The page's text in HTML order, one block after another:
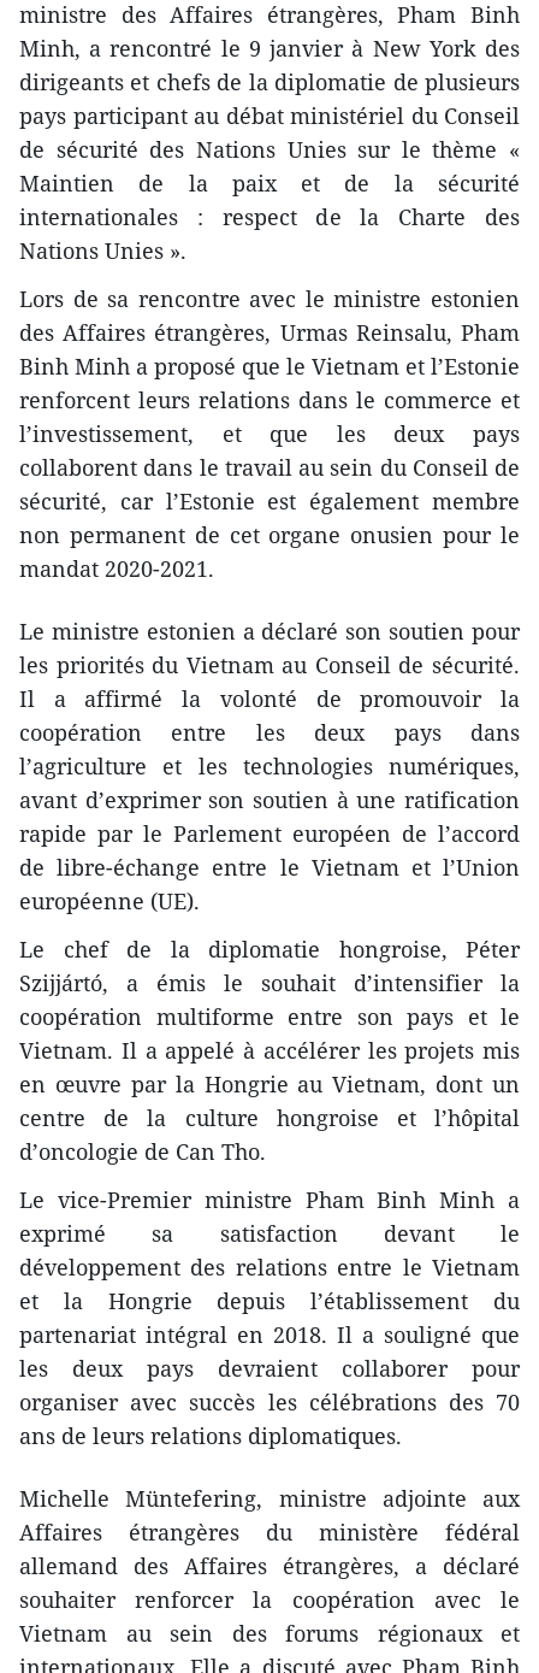
ministre des Affaires étrangères, Pham Binh
Minh, a rencontré le 9 janvier à New York des
dirigeants et chefs de la diplomatie de plusieurs
pays participant au débat ministériel du Conseil
de sécurité des Nations Unies sur le thème «
Maintien de la paix et de la sécurité
internationales : respect de la Charte des
Nations Unies ».
Lors de sa rencontre avec le ministre estonien
des Affaires étrangères, Urmas Reinsalu, Pham
Binh Minh a proposé que le Vietnam et l’Estonie
renforcent leurs relations dans le commerce et
l’investissement, et que les deux pays
collaborent dans le travail au sein du Conseil de
sécurité, car l’Estonie est également membre
non permanent de cet organe onusien pour le
mandat 2020-2021.
Le ministre estonien a déclaré son soutien pour
les priorités du Vietnam au Conseil de sécurité.
Il a affirmé la volonté de promouvoir la
coopération entre les deux pays dans
l’agriculture et les technologies numériques,
avant d’exprimer son soutien à une ratification
rapide par le Parlement européen de l’accord
de libre-échange entre le Vietnam et l’Union
européenne (UE).
Le chef de la diplomatie hongroise, Péter
Szijjártó, a émis le souhait d’intensifier la
coopération multiforme entre son pays et le
Vietnam. Il a appelé à accélérer les projets mis
en œuvre par la Hongrie au Vietnam, dont un
centre de la culture hongroise et l’hôpital
d’oncologie de Can Tho.
Le vice-Premier ministre Pham Binh Minh a
exprimé sa satisfaction devant le
développement des relations entre le Vietnam
et la Hongrie depuis l’établissement du
partenariat intégral en 2018. Il a souligné que
les deux pays devraient collaborer pour
organiser avec succès les célébrations des 70
ans de leurs relations diplomatiques.
Michelle Müntefering, ministre adjointe aux
Affaires étrangères du ministère fédéral
allemand des Affaires étrangères, a déclaré
souhaiter renforcer la coopération avec le
Vietnam au sein des forums régionaux et
internationaux. Elle a discuté avec Pham Binh